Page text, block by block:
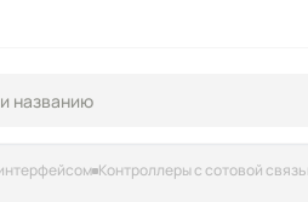
Контроллеры с сотовой